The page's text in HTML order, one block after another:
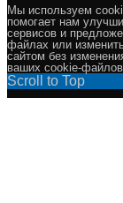
Мы используем
помогает нам
сервисов и
файлах или
сайтом без
ваших cookie-файлов.
Scroll to Top